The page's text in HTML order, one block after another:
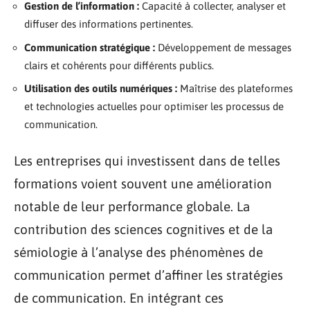
Gestion de l’information : Capacité à collecter, analyser et
diffuser des informations pertinentes.
Communication stratégique : Développement de messages
clairs et cohérents pour différents publics.
Utilisation des outils numériques : Maîtrise des plateformes
et technologies actuelles pour optimiser les processus de
communication.
Les entreprises qui investissent dans de telles
formations voient souvent une amélioration
notable de leur performance globale. La
contribution des sciences cognitives et de la
sémiologie à l’analyse des phénomènes de
communication permet d’affiner les stratégies
de communication. En intégrant ces